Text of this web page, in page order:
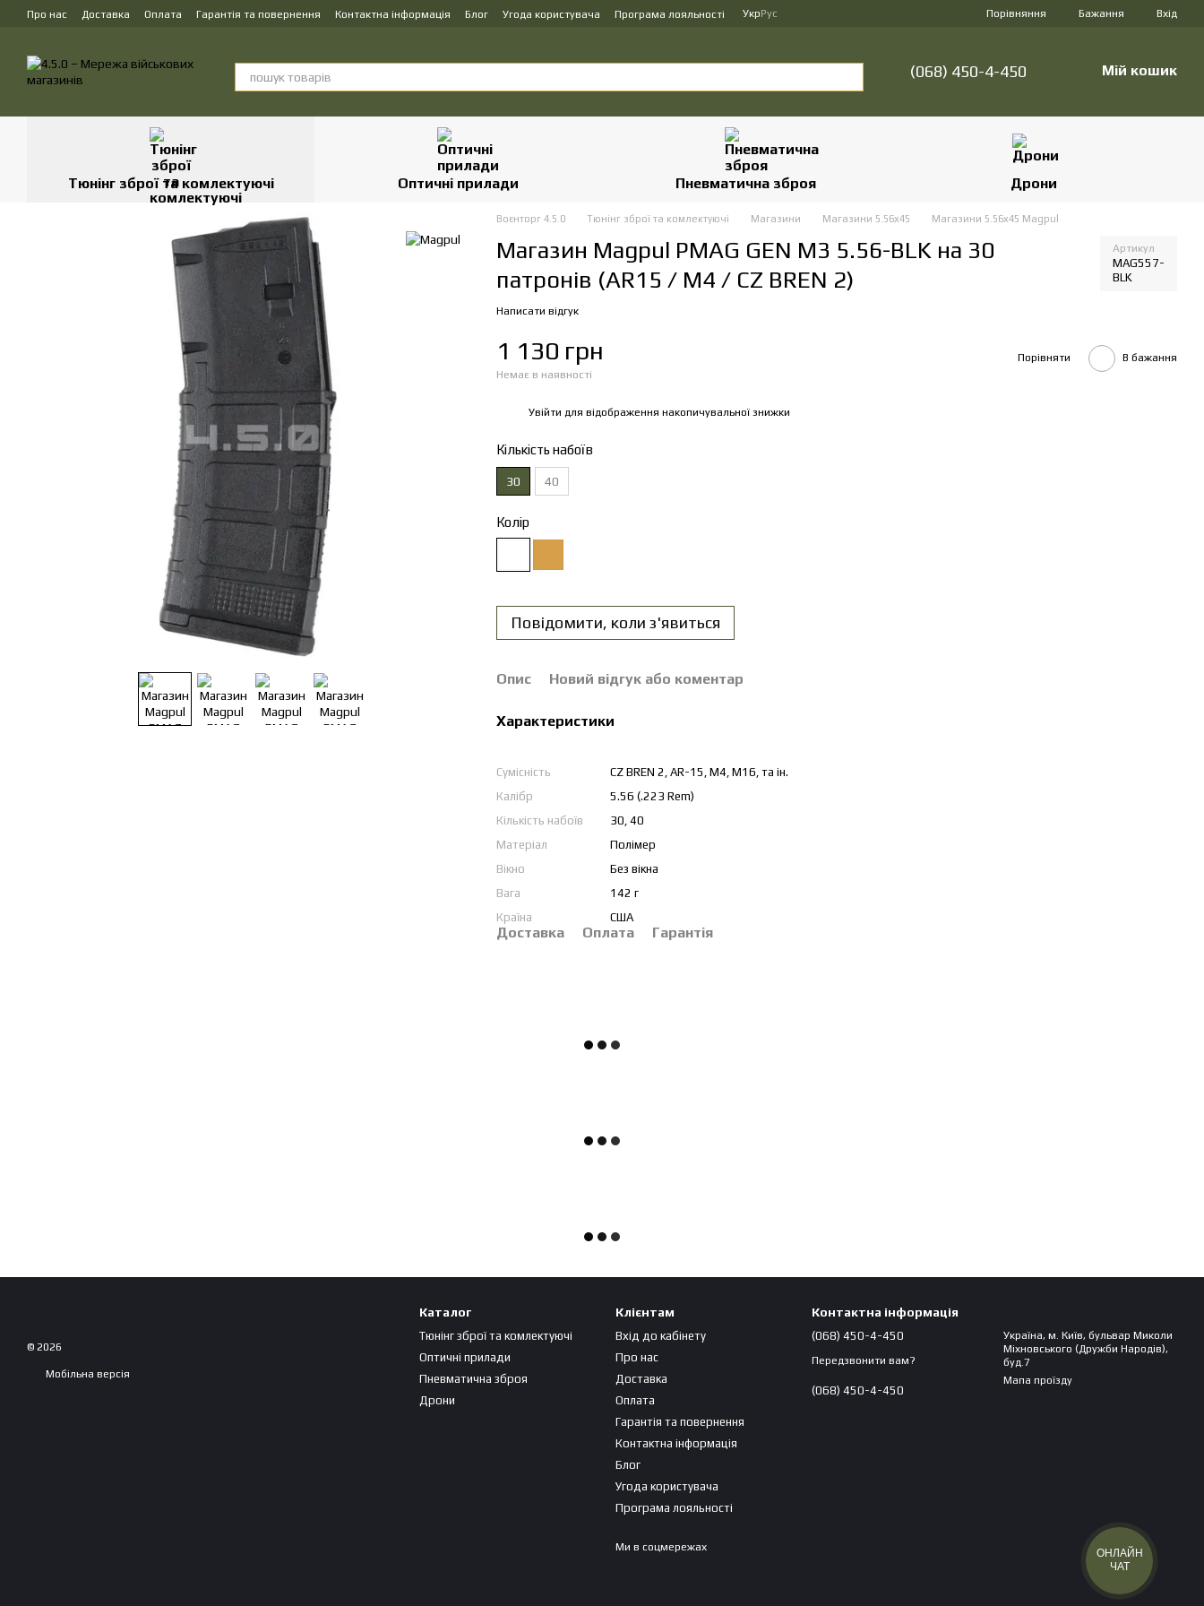
Перейти до основного контенту
Про нас Доставка Оплата Гарантія та повернення Контактна інформація Блог Угода користувача Програма лояльності УкрРус Порівняння Бажання Вхід
(068) 450-4-450 Мій кошик
Тюнінг зброї та комлектуючі Оптичні прилади Пневматична зброя Дрони
Воєнторг 4.5.0 Тюнінг зброї та комлектуючі Магазини Магазини 5.56х45 Магазини 5.56х45 Magpul
Магазин Magpul PMAG GEN M3 5.56-BLK на 30
патронів (AR15 / M4 / CZ BREN 2)
Артикул
MAG557-
BLK
Написати відгук
1 130 грн
Немає в наявності
Порівняти В бажання
Увійти для відображення накопичувальної знижки
Кількість набоїв
30 40
Колір
Повідомити, коли з'явиться
Опис Новий відгук або коментар
Характеристики
Сумісність
CZ BREN 2, AR-15, M4, M16, та ін.
Калібр
5.56 (.223 Rem)
Кількість набоїв
30, 40
Матеріал
Полімер
Вікно
Без вікна
Вага
142 г
Країна
США
Доставка Оплата Гарантія
© 2026
Мобільна версія
Каталог
Тюнінг зброї та комлектуючі
Оптичні прилади
Пневматична зброя
Дрони
Клієнтам
Вхід до кабінету
Про нас
Доставка
Оплата
Гарантія та повернення
Контактна інформація
Блог
Угода користувача
Програма лояльності
Ми в соцмережах
Контактна інформація
(068) 450-4-450
Передзвонити вам?
(068) 450-4-450
Україна, м. Київ, бульвар Миколи
Міхновського (Дружби Народів),
буд.7
Мапа проїзду
ОНЛАЙН
ЧАТ